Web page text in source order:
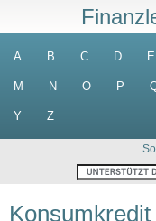
A B C D E
M N O P
Y Z
Konsumkredit